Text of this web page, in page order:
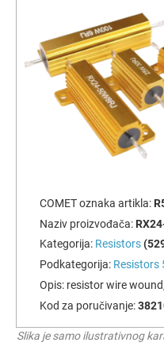
COMET oznaka artikla:
Naziv proizvođača:
Kategorija: Resistors
Podkategorija: Resistors
Opis: resistor wire
Kod za poručivanje:
Slika je samo ilustrativnog